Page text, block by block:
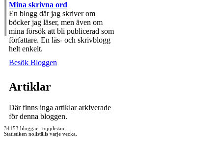
Mina skrivna ord
En blogg där jag skriver om
böcker jag läser, men även om
mina försök att bli publicerad som
författare. En läs- och skrivblogg
helt enkelt.
Besök Bloggen
Artiklar
Där finns inga artiklar arkiverade
för denna bloggen.
34153 bloggar i topplistan.
Statistiken nollställs varje vecka.